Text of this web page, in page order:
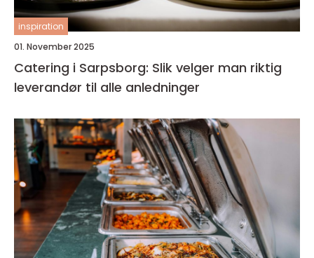
inspiration
01. November 2025
Catering i Sarpsborg: Slik velger man riktig
leverandør til alle anledninger